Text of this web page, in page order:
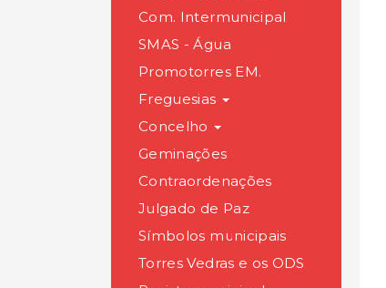
Com. Intermunicipal
SMAS - Água
Promotorres EM.
Freguesias
Concelho
Geminações
Contraordenações
Julgado de Paz
Símbolos municipais
Torres Vedras e os ODS